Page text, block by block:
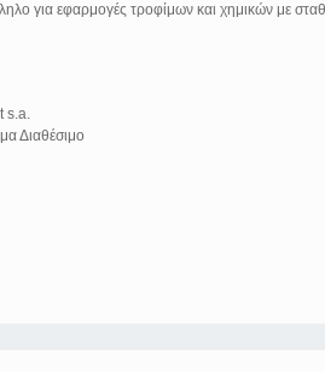
για εφαρμογές τροφίμων και χημικών με
s.a.
Διαθέσιμο